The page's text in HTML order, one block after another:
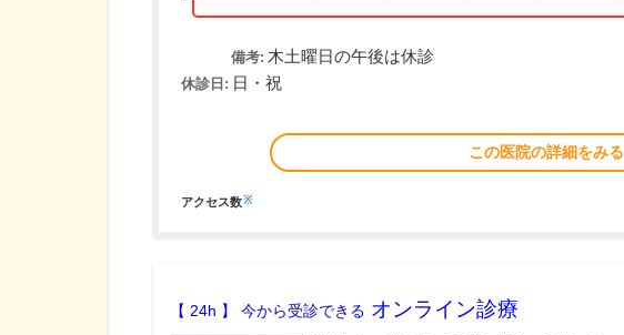
備考: 木土曜日の午後は休診
休診日: 日・祝
この医院の詳細をみる
アクセス数※
【 24h 】 今から受診できる オンライン診療